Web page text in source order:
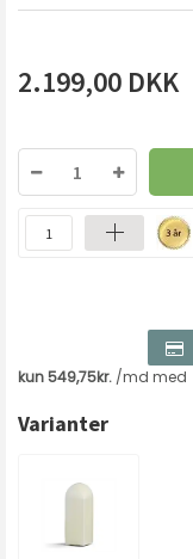
2.199,00 DKK
Varianter